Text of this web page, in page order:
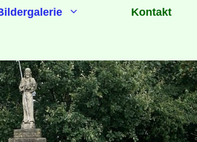
Kontakt